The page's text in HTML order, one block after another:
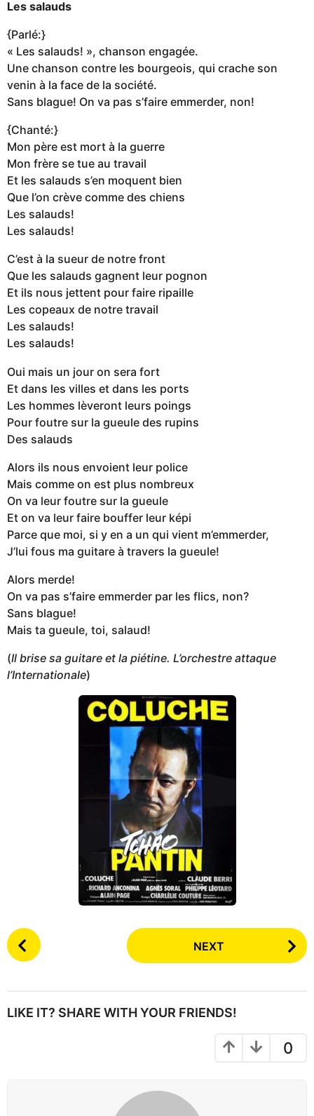
Les salauds
{Parlé:}
« Les salauds! », chanson engagée.
Une chanson contre les bourgeois, qui crache son
venin à la face de la société.
Sans blague! On va pas s’faire emmerder, non!
{Chanté:}
Mon père est mort à la guerre
Mon frère se tue au travail
Et les salauds s’en moquent bien
Que l’on crève comme des chiens
Les salauds!
Les salauds!
C’est à la sueur de notre front
Que les salauds gagnent leur pognon
Et ils nous jettent pour faire ripaille
Les copeaux de notre travail
Les salauds!
Les salauds!
Oui mais un jour on sera fort
Et dans les villes et dans les ports
Les hommes lèveront leurs poings
Pour foutre sur la gueule des rupins
Des salauds
Alors ils nous envoient leur police
Mais comme on est plus nombreux
On va leur foutre sur la gueule
Et on va leur faire bouffer leur képi
Parce que moi, si y en a un qui vient m’emmerder,
J’lui fous ma guitare à travers la gueule!
Alors merde!
On va pas s’faire emmerder par les flics, non?
Sans blague!
Mais ta gueule, toi, salaud!
(Il brise sa guitare et la piétine. L’orchestre attaque
l’Internationale)
P
o
P
NEXT
LIKE IT? SHARE WITH YOUR FRIENDS!
0